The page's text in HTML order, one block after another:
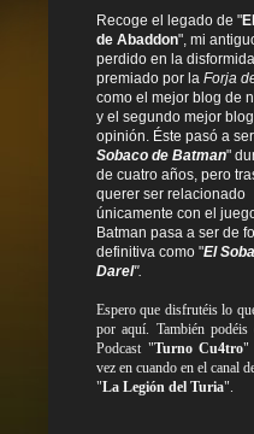
Recoge el legado de "
de Abaddon", mi
perdido en la
premiado por la Forja
como el mejor blog de
y el segundo mejor
opinión. Éste pasó a
Sobaco de Batman"
de cuatro años, pero
querer ser relacionado
únicamente con el
Batman pasa a ser de
definitiva como "El
Darel".
Espero que disfrutéis lo
por aquí. También
Podcast "Turno Cu4tro"
vez en cuando en el canal
"La Legión del Turia".